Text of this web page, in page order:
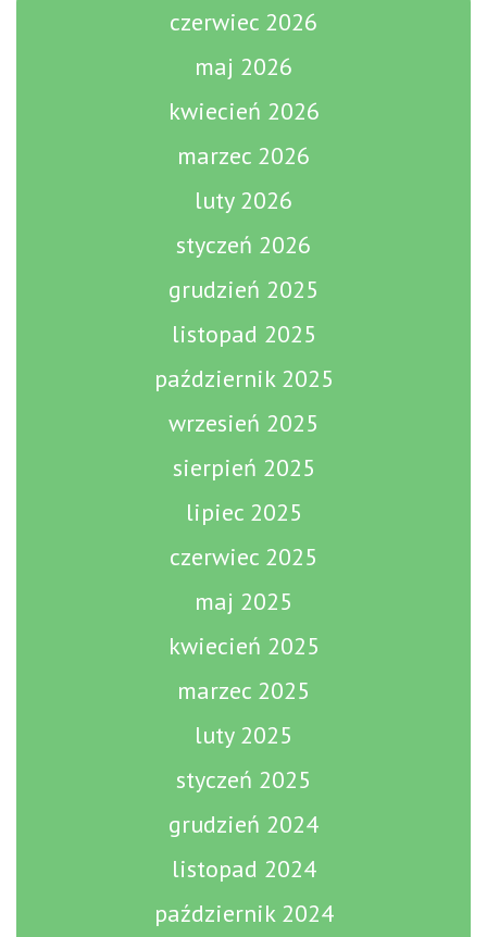
czerwiec 2026
maj 2026
kwiecień 2026
marzec 2026
luty 2026
styczeń 2026
grudzień 2025
listopad 2025
październik 2025
wrzesień 2025
sierpień 2025
lipiec 2025
czerwiec 2025
maj 2025
kwiecień 2025
marzec 2025
luty 2025
styczeń 2025
grudzień 2024
listopad 2024
październik 2024